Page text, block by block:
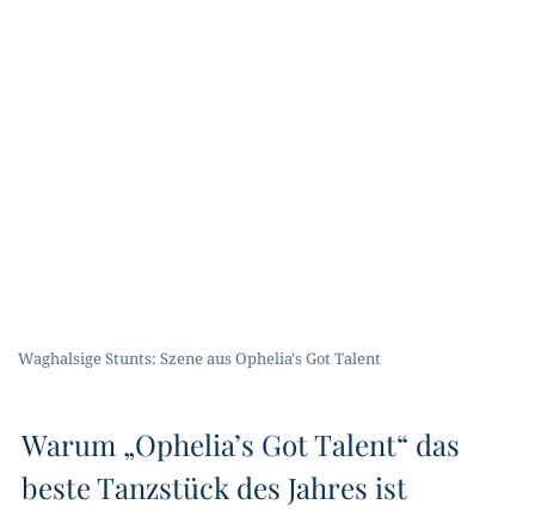
Waghalsige Stunts: Szene aus Ophelia's Got Talent
Warum „Ophelia’s Got Talent“ das
beste Tanzstück des Jahres ist